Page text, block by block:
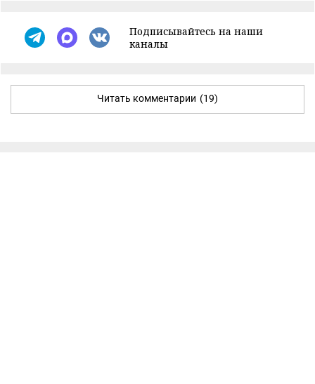
Подписывайтесь на наши
каналы
Читать комментарии (19)